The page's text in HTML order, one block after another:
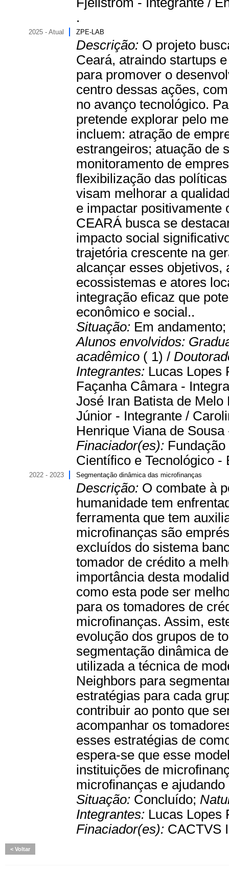
.
2025 - Atual ZPE-LAB
Descrição: O projeto
Ceará, atraindo startups
para promover o
centro dessas ações,
no avanço tecnológico.
pretende explorar pelo
incluem: atração de
estrangeiros; atuação de
monitoramento de
flexibilização das
visam melhorar a
e impactar positivamente
CEARÁ busca se
impacto social
trajetória crescente na
alcançar esses objetivos,
ecossistemas e atores
integração eficaz que
econômico e social..
Situação: Em andamento;
Alunos envolvidos:
acadêmico ( 1) /
Integrantes: Lucas Lopes
Façanha Câmara -
José Iran Batista de
Júnior - Integrante /
Henrique Viana de Sousa
Finaciador(es):
Científico e Tecnológico -
2022 - 2023 Segmentação dinâmica das microfinanças
Descrição: O combate à
humanidade tem
ferramenta que tem
microfinanças são
excluídos do sistema
tomador de crédito a
importância desta
como esta pode ser
para os tomadores de
microfinanças. Assim,
evolução dos grupos de
segmentação dinâmica
utilizada a técnica de
Neighbors para
estratégias para cada
contribuir ao ponto que
acompanhar os
esses estratégias de
espera-se que esse
instituições de
microfinanças e
Situação: Concluído;
Integrantes: Lucas Lopes
Finaciador(es): CACTVS
Voltar